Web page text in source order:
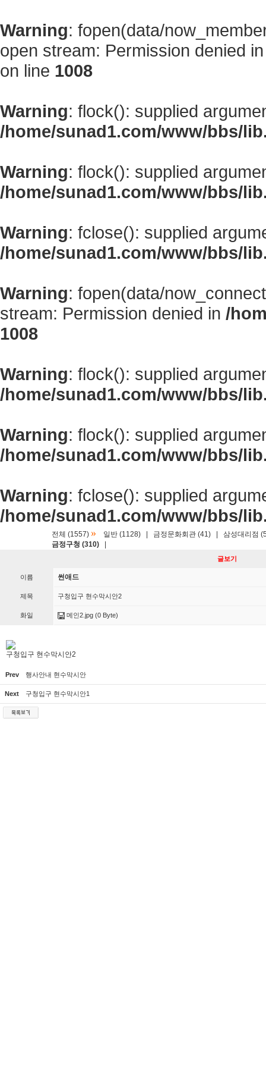
Warning: fopen(data/
open stream: Permission denied
on line 1008
Warning: flock(): supplied
/home/sunad1.com/www/bbs/
Warning: flock(): supplied
/home/sunad1.com/www/bbs/
Warning: fclose(): supplied
/home/sunad1.com/www/bbs/
Warning: fopen(data/
stream: Permission denied in /
1008
Warning: flock(): supplied
/home/sunad1.com/www/bbs/
Warning: flock(): supplied
/home/sunad1.com/www/bbs/
Warning: fclose(): supplied
/home/sunad1.com/www/bbs/
전체 (1557) » 일반 (1128) 금정문화회관 (41)
삼성대리점
금정구청 (310)
글보기
이름 썬애드
제목 구청입구 현수막시안2
화일 메인2.jpg (0 Byte)
구청입구 현수막시안2
Prev 행사안내 현수막시안
Next 구청입구 현수막시안1